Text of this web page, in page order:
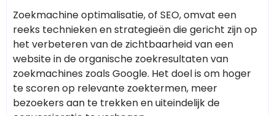
Zoekmachine optimalisatie, of SEO, omvat een
reeks technieken en strategieën die gericht zijn op
het verbeteren van de zichtbaarheid van een
website in de organische zoekresultaten van
zoekmachines zoals Google. Het doel is om hoger
te scoren op relevante zoektermen, meer
bezoekers aan te trekken en uiteindelijk de